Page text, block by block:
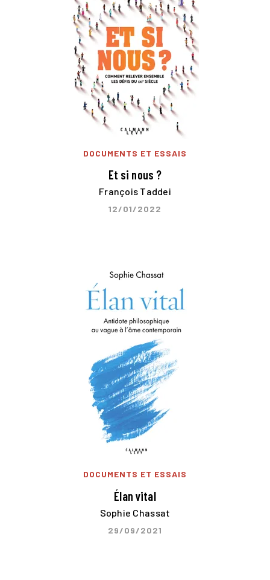
DOCUMENTS ET ESSAIS
Et si nous ?
François Taddei
12/01/2022
DOCUMENTS ET ESSAIS
Élan vital
Sophie Chassat
29/09/2021